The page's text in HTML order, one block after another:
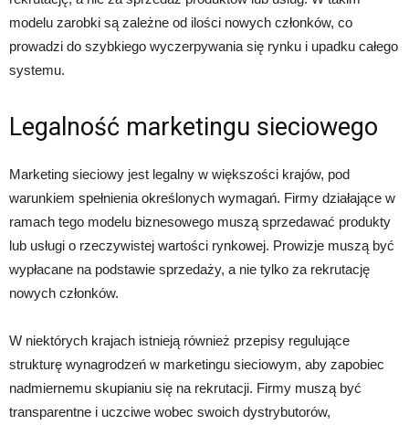
modelu zarobki są zależne od ilości nowych członków, co
prowadzi do szybkiego wyczerpywania się rynku i upadku całego
systemu.
Legalność marketingu sieciowego
Marketing sieciowy jest legalny w większości krajów, pod
warunkiem spełnienia określonych wymagań. Firmy działające w
ramach tego modelu biznesowego muszą sprzedawać produkty
lub usługi o rzeczywistej wartości rynkowej. Prowizje muszą być
wypłacane na podstawie sprzedaży, a nie tylko za rekrutację
nowych członków.
W niektórych krajach istnieją również przepisy regulujące
strukturę wynagrodzeń w marketingu sieciowym, aby zapobiec
nadmiernemu skupianiu się na rekrutacji. Firmy muszą być
transparentne i uczciwe wobec swoich dystrybutorów,